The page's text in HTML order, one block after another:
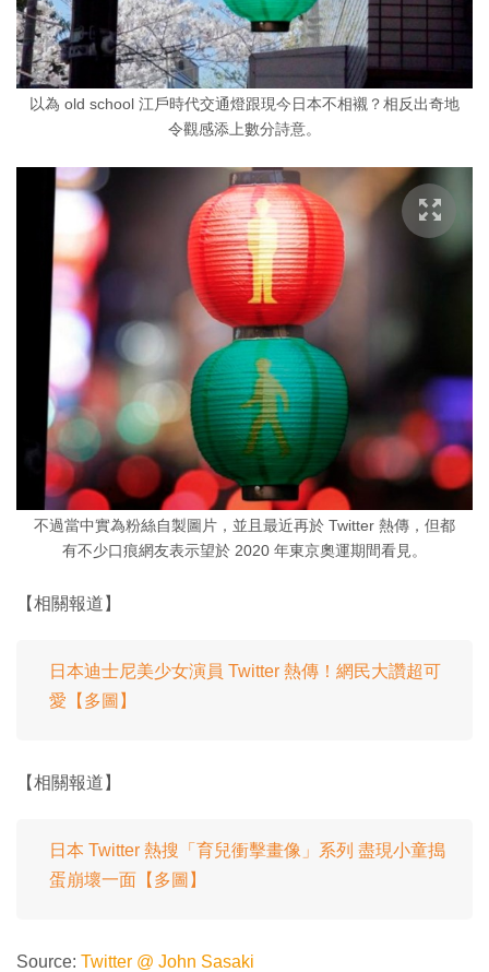
以為 old school 江戶時代交通燈跟現今日本不相襯？相反出奇地
令觀感添上數分詩意。
不過當中實為粉絲自製圖片，並且最近再於 Twitter 熱傳，但都
有不少口痕網友表示望於 2020 年東京奧運期間看見。
【相關報道】
日本迪士尼美少女演員 Twitter 熱傳！網民大讚超可
愛【多圖】
【相關報道】
日本 Twitter 熱搜「育兒衝擊畫像」系列 盡現小童搗
蛋崩壞一面【多圖】
Source: Twitter @ John Sasaki